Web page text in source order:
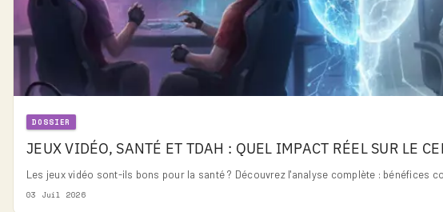
DOSSIER
JEUX VIDÉO, SANTÉ ET TDAH : QUEL IMPACT RÉEL SUR LE
Les jeux vidéo sont-ils bons pour la santé ? Découvrez l'analyse complète : bénéfices
03 Juil 2026